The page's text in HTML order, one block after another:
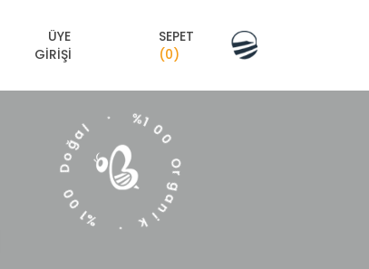
ÜYE
GIRIŞI
SEPET
(0)
1
0
0
o
ğ
a
l
10 0
r
g
a
n
i
k
·